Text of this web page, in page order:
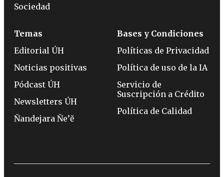
Sociedad
Temas
Editorial ÚH
Noticias positivas
Pódcast ÚH
Newsletters ÚH
Ñandejara Ñe’ẽ
Bases y Condiciones
Políticas de Privacidad
Política de uso de la IA
Servicio de
Suscripción a Crédito
Política de Calidad